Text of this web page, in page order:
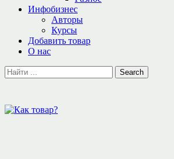
Инфобизнес
Авторы
Курсы
Добавить товар
О нас